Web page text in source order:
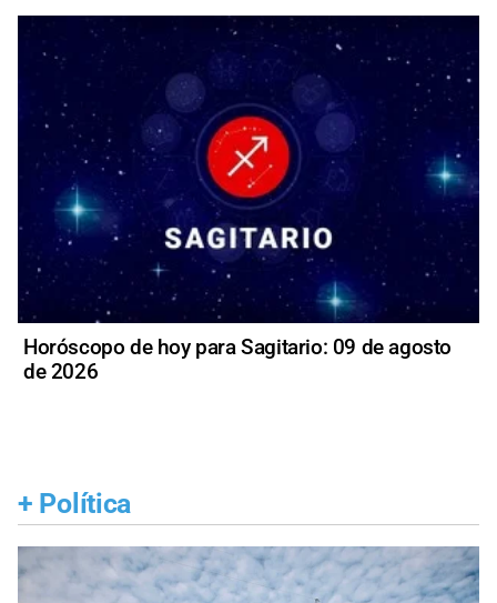
Horóscopo de hoy para Sagitario: 09 de agosto
de 2026
+ Política